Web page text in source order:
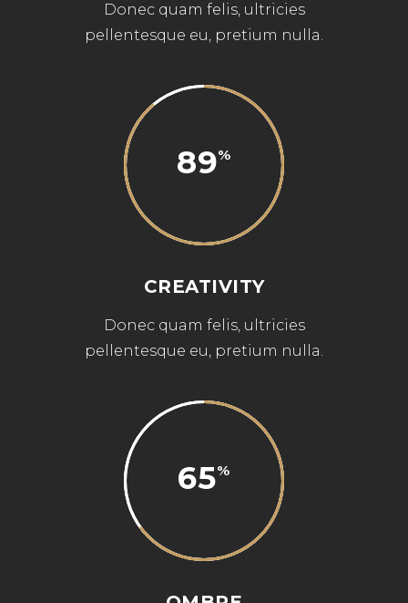
Donec quam felis, ultricies
pellentesque eu, pretium nulla.
89
CREATIVITY
Donec quam felis, ultricies
pellentesque eu, pretium nulla.
65